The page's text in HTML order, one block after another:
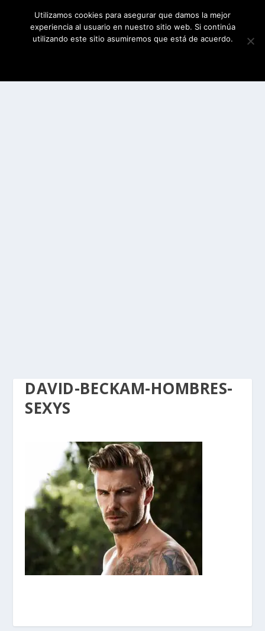
DAVID-BECKAM-HOMBRES-
SEXYS
Utilizamos cookies para asegurar que damos la mejor
experiencia al usuario en nuestro sitio web. Si continúa
utilizando este sitio asumiremos que está de acuerdo.